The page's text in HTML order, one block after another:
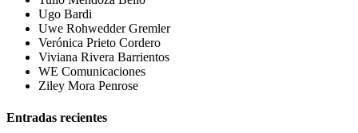
Ugo Bardi
Uwe Rohwedder Gremler
Verónica Prieto Cordero
Viviana Rivera Barrientos
WE Comunicaciones
Ziley Mora Penrose
Entradas recientes